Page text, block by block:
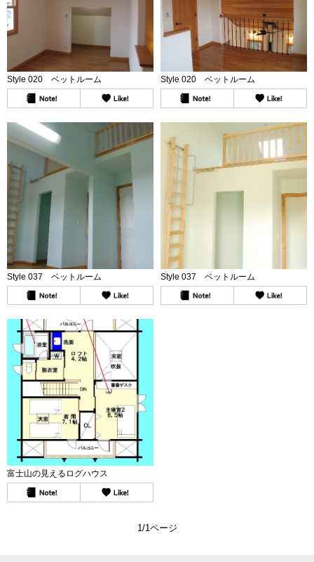
Style 020 ベットルーム Style 020 ベットルーム
Style 037 ベットルーム Style 037 ベットルーム
富士山の見えるログハウス
1/1ページ